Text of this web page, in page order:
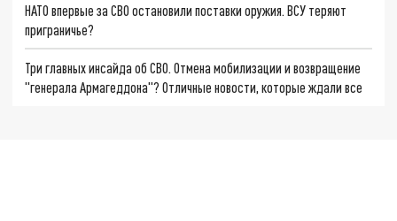
НАТО впервые за СВО остановили поставки оружия. ВСУ теряют
приграничье?
Три главных инсайда об СВО. Отмена мобилизации и возвращение
"генерала Армагеддона"? Отличные новости, которые ждали все